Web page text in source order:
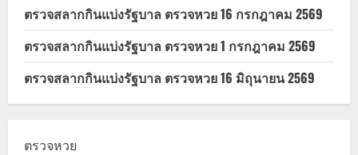
ตรวจสลากกินแบ่งรัฐบาล ตรวจหวย 16 กรกฎาคม 2569
ตรวจสลากกินแบ่งรัฐบาล ตรวจหวย 1 กรกฎาคม 2569
ตรวจสลากกินแบ่งรัฐบาล ตรวจหวย 16 มิถุนายน 2569
ตรวจหวย